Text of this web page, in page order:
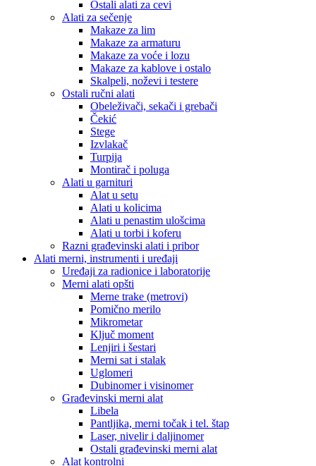
Ostali alati za cevi
Alati za sečenje
Makaze za lim
Makaze za armaturu
Makaze za voće i lozu
Makaze za kablove i ostalo
Skalpeli, noževi i testere
Ostali ručni alati
Obeleživači, sekači i grebači
Čekić
Stege
Izvlakač
Turpija
Montirač i poluga
Alati u garnituri
Alat u setu
Alati u kolicima
Alati u penastim ulošcima
Alati u torbi i koferu
Razni građevinski alati i pribor
Alati merni, instrumenti i uređaji
Uređaji za radionice i laboratorije
Merni alati opšti
Merne trake (metrovi)
Pomično merilo
Mikrometar
Ključ moment
Lenjiri i šestari
Merni sat i stalak
Uglomeri
Dubinomer i visinomer
Građevinski merni alat
Libela
Pantljika, merni točak i tel. štap
Laser, nivelir i daljinomer
Ostali građevinski merni alat
Alat kontrolni